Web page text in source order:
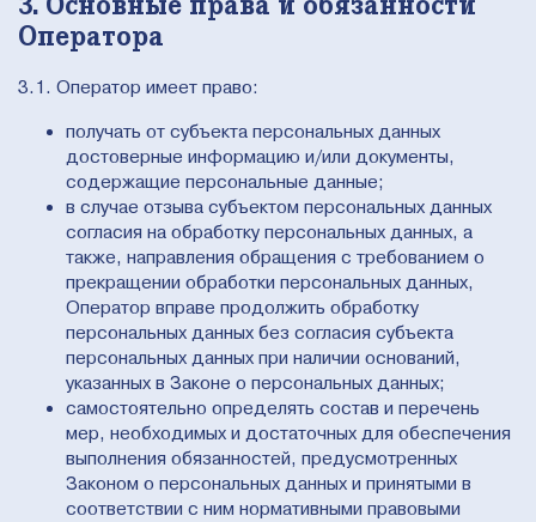
3. Основные права и обязанности
Оператора
3.1. Оператор имеет право:
получать от субъекта персональных данных
достоверные информацию и/или документы,
содержащие персональные данные;
в случае отзыва субъектом персональных данных
согласия на обработку персональных данных, а
также, направления обращения с требованием о
прекращении обработки персональных данных,
Оператор вправе продолжить обработку
персональных данных без согласия субъекта
персональных данных при наличии оснований,
указанных в Законе о персональных данных;
самостоятельно определять состав и перечень
мер, необходимых и достаточных для обеспечения
выполнения обязанностей, предусмотренных
Законом о персональных данных и принятыми в
соответствии с ним нормативными правовыми